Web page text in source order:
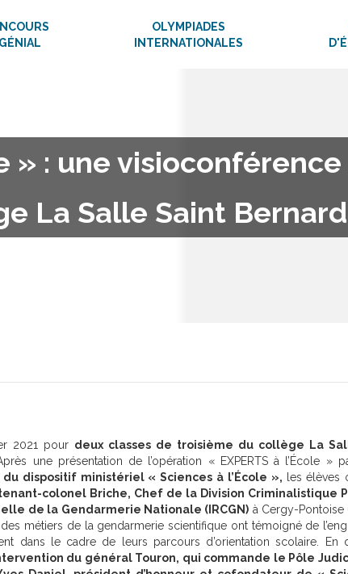
OLYMPIADES
INTERNATIONALES
» : une
La Salle Saint
2021 pour deux classes de troisième du collège La
une présentation de l’opération « EXPERTS à l’École »
dispositif ministériel « Sciences à l’École »,
les élèves
colonel Briche, Chef de la Division Criminalistique
de la Gendarmerie Nationale (IRCGN) à Cergy-Pontoise
métiers de la gendarmerie scientifique ont témoigné de
dans le cadre de leurs parcours d’orientation scolaire. En
du général Touron, qui commande le Pôle